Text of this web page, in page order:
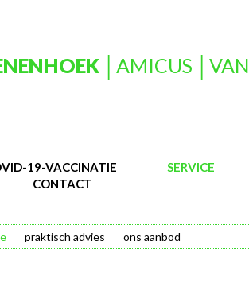
│AMICUS │VAN
19-VACCINATIE SERVICE
CONTACT
praktisch advies ons aanbod